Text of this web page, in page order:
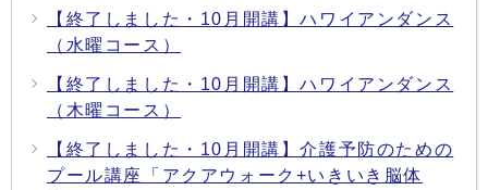
【終了しました・10月開講】ハワイアンダンス
（水曜コース）
【終了しました・10月開講】ハワイアンダンス
（木曜コース）
【終了しました・10月開講】介護予防のための
プール講座「アクアウォーク+いきいき脳体